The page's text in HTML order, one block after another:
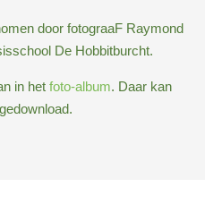
door fotograaF Raymond
De Hobbitburcht.
in het foto-album. Daar kan